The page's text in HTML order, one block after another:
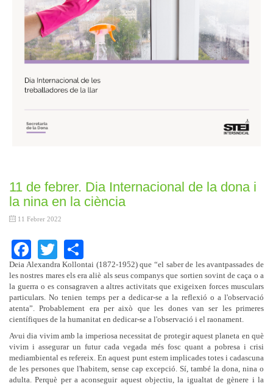
11 de febrer. Dia Internacional de la dona i
la nina en la ciència
11 Febrer 2022
Facebook
Twitter
Deia Alexandra Kollontai (1872-1952) que “el saber de les avantpassades de
les nostres mares els era aliè als seus companys que sortien sovint de caça o a
la guerra o es consagraven a altres activitats que exigeixen forces musculars
particulars. No tenien temps per a dedicar-se a la reflexió o a l'observació
atenta”. Probablement era per això que les dones van ser les primeres
científiques de la humanitat en dedicar-se a l'observació i el raonament.
Avui dia vivim amb la imperiosa necessitat de protegir aquest planeta en què
vivim i assegurar un futur cada vegada més fosc quant a pobresa i crisi
mediambiental es refereix. En aquest punt estem implicades totes i cadascuna
de les persones que l'habitem, sense cap excepció. Sí, també la dona, nina o
adulta. Perquè per a aconseguir aquest objectiu, la igualtat de gènere i la